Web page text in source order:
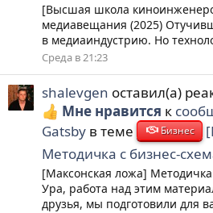
[Высшая школа
медиавещания (2025)
в медиаиндустрию. Но
Среда в 21:23
shalevgen оставил(а)
Мне нравится к
Gatsby в теме Бизнес
Методичка с бизнес-
[Максонская ложа]
Ура, работа над этим
друзья, мы подготовили для